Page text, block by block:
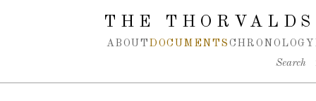
Spring navigation over
THE
ABOUT DOCUMENTS CHRONOLOGY
Search